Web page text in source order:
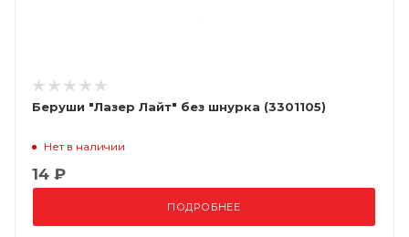
Беруши "Лазер Лайт" без шнурка (3301105)
Нет в наличии
14 ₽
ПОДРОБНЕЕ